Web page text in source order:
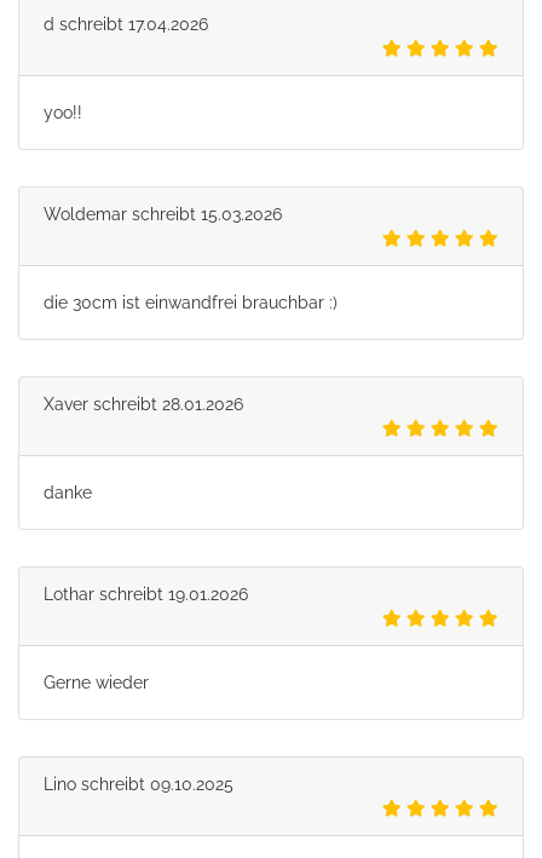
d schreibt 17.04.2026
yoo!!
Woldemar schreibt 15.03.2026
die 30cm ist einwandfrei brauchbar :)
Xaver schreibt 28.01.2026
danke
Lothar schreibt 19.01.2026
Gerne wieder
Lino schreibt 09.10.2025